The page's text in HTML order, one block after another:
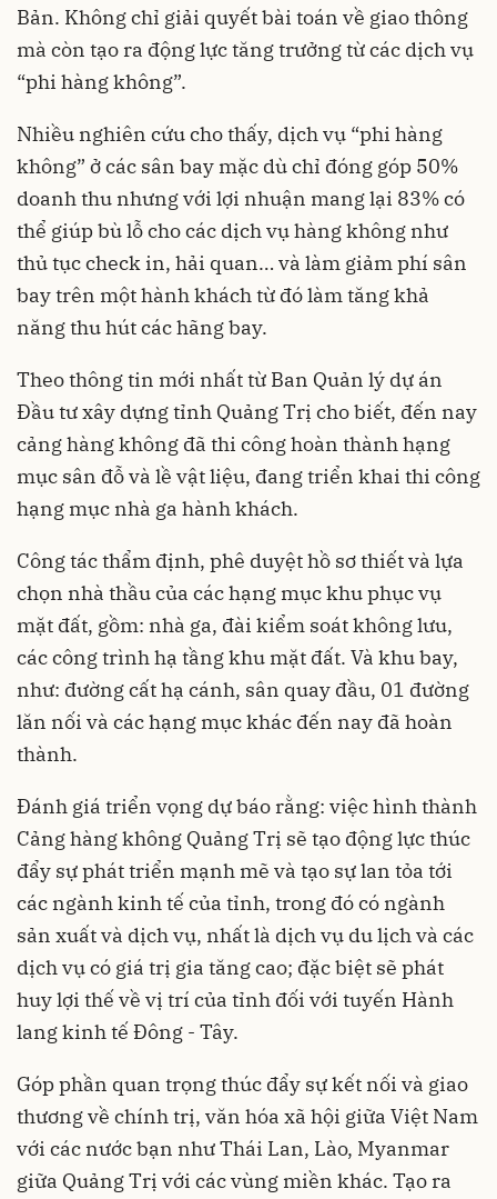
Bản. Không chỉ giải quyết bài toán về giao thông
mà còn tạo ra động lực tăng trưởng từ các dịch vụ
“phi hàng không”.
Nhiều nghiên cứu cho thấy, dịch vụ “phi hàng
không” ở các sân bay mặc dù chỉ đóng góp 50%
doanh thu nhưng với lợi nhuận mang lại 83% có
thể giúp bù lỗ cho các dịch vụ hàng không như
thủ tục check in, hải quan… và làm giảm phí sân
bay trên một hành khách từ đó làm tăng khả
năng thu hút các hãng bay.
Theo thông tin mới nhất từ Ban Quản lý dự án
Đầu tư xây dựng tỉnh Quảng Trị cho biết, đến nay
cảng hàng không đã thi công hoàn thành hạng
mục sân đỗ và lề vật liệu, đang triển khai thi công
hạng mục nhà ga hành khách.
Công tác thẩm định, phê duyệt hồ sơ thiết và lựa
chọn nhà thầu của các hạng mục khu phục vụ
mặt đất, gồm: nhà ga, đài kiểm soát không lưu,
các công trình hạ tầng khu mặt đất. Và khu bay,
như: đường cất hạ cánh, sân quay đầu, 01 đường
lăn nối và các hạng mục khác đến nay đã hoàn
thành.
Đánh giá triển vọng dự báo rằng: việc hình thành
Cảng hàng không Quảng Trị sẽ tạo động lực thúc
đẩy sự phát triển mạnh mẽ và tạo sự lan tỏa tới
các ngành kinh tế của tỉnh, trong đó có ngành
sản xuất và dịch vụ, nhất là dịch vụ du lịch và các
dịch vụ có giá trị gia tăng cao; đặc biệt sẽ phát
huy lợi thế về vị trí của tỉnh đối với tuyến Hành
lang kinh tế Đông - Tây.
Góp phần quan trọng thúc đẩy sự kết nối và giao
thương về chính trị, văn hóa xã hội giữa Việt Nam
với các nước bạn như Thái Lan, Lào, Myanmar
giữa Quảng Trị với các vùng miền khác. Tạo ra